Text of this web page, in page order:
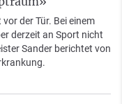
der Tür. Bei einem
derzeit an Sport nicht
Sander berichtet von